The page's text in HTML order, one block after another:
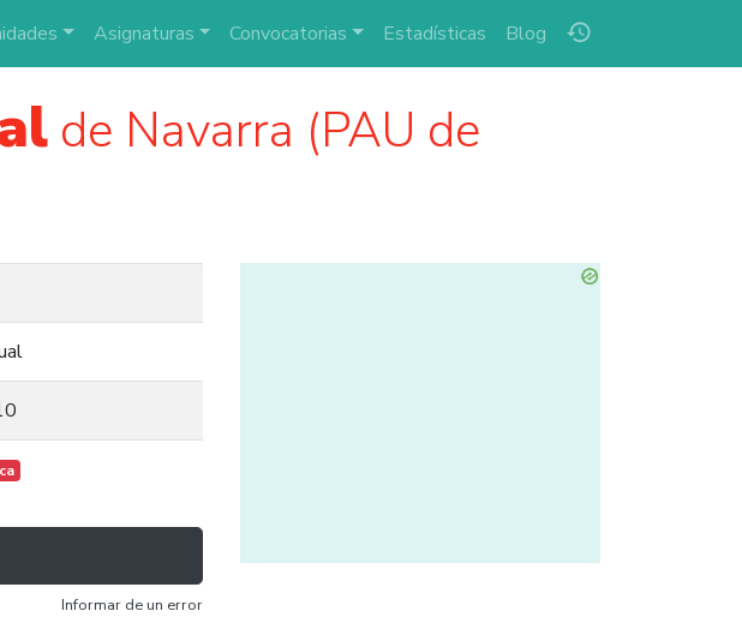
history
Asignaturas Convocatorias Estadísticas Blog
de Navarra (PAU de
Informar de un error